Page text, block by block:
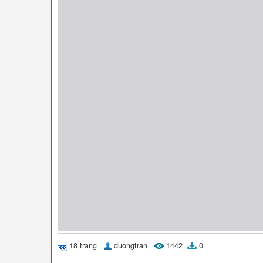
18 trang duongtran 1442 0